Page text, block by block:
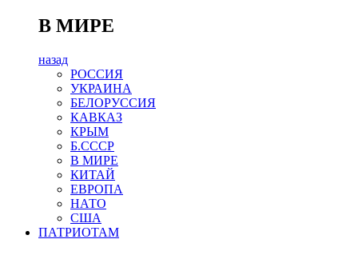
В МИРЕ
назад
РОСCИЯ
УКРАИНА
БЕЛОРУССИЯ
КАВКАЗ
КРЫМ
Б.СССР
В МИРЕ
КИТАЙ
ЕВРОПА
НАТО
США
ПАТРИОТАМ